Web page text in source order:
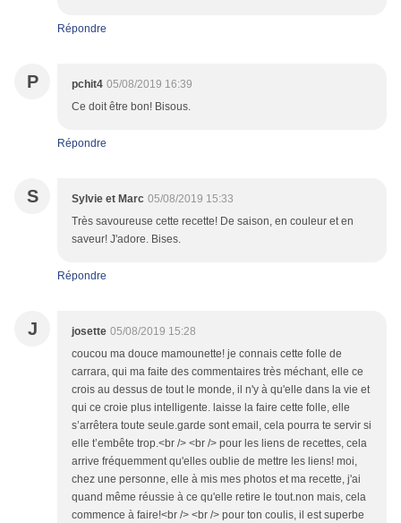
Répondre
P pchit4 05/08/2019 16:39
Ce doit être bon! Bisous.
Répondre
S Sylvie et Marc 05/08/2019 15:33
Très savoureuse cette recette! De saison, en couleur et en
saveur! J'adore. Bises.
Répondre
J josette 05/08/2019 15:28
coucou ma douce mamounette! je connais cette folle de
carrara, qui ma faite des commentaires très méchant, elle ce
crois au dessus de tout le monde, il n'y à qu'elle dans la vie et
qui ce croie plus intelligente. laisse la faire cette folle, elle
s’arrêtera toute seule.garde sont email, cela pourra te servir si
elle t’embête trop.<br /> <br /> pour les liens de recettes, cela
arrive fréquemment qu'elles oublie de mettre les liens! moi,
chez une personne, elle à mis mes photos et ma recette, j'ai
quand même réussie à ce qu'elle retire le tout.non mais, cela
commence à faire!<br /> <br /> pour ton coulis, il est superbe